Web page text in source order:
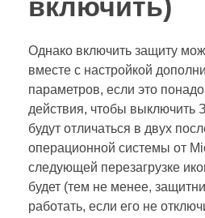
включить)
Однако включить защиту
вместе с настройкой
параметров, если это
действия, чтобы выключить
будут отличаться в двух
операционной системы от
следующей перезагрузке
будет (тем не менее,
работать, если его не